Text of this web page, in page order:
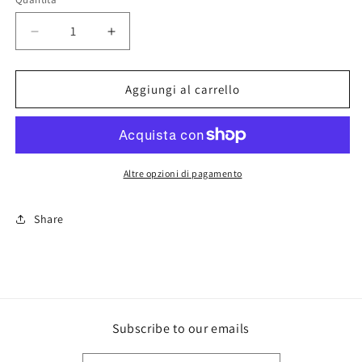
Diminuisci
quantità
per
Sara
Aumenta
quantità
per
Orecchìni
Sara
Aggiungi al carrello
Altre opzioni di pagamento
Share
Subscribe to our emails